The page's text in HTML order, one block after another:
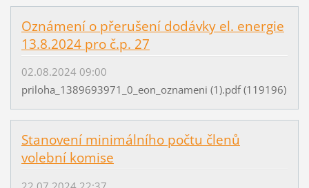
Oznámení o přerušení dodávky el. energie
13.8.2024 pro č.p. 27
02.08.2024 09:00
priloha_1389693971_0_eon_oznameni (1).pdf (119196)
Stanovení minimálního počtu členů
volební komise